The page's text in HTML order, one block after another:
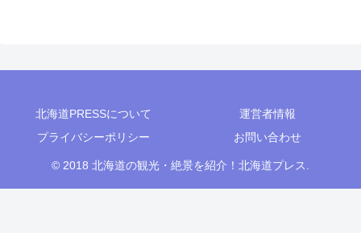
北海道PRESSについて
運営者情報
プライバシーポリシー
お問い合わせ
© 2018 北海道の観光・絶景を紹介！北海道プレス.